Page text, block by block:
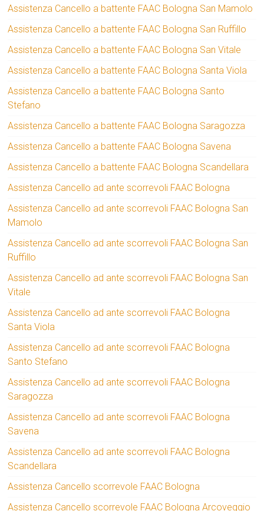
Assistenza Cancello a battente FAAC Bologna San Mamolo
Assistenza Cancello a battente FAAC Bologna San Ruffillo
Assistenza Cancello a battente FAAC Bologna San Vitale
Assistenza Cancello a battente FAAC Bologna Santa Viola
Assistenza Cancello a battente FAAC Bologna Santo
Stefano
Assistenza Cancello a battente FAAC Bologna Saragozza
Assistenza Cancello a battente FAAC Bologna Savena
Assistenza Cancello a battente FAAC Bologna Scandellara
Assistenza Cancello ad ante scorrevoli FAAC Bologna
Assistenza Cancello ad ante scorrevoli FAAC Bologna San
Mamolo
Assistenza Cancello ad ante scorrevoli FAAC Bologna San
Ruffillo
Assistenza Cancello ad ante scorrevoli FAAC Bologna San
Vitale
Assistenza Cancello ad ante scorrevoli FAAC Bologna
Santa Viola
Assistenza Cancello ad ante scorrevoli FAAC Bologna
Santo Stefano
Assistenza Cancello ad ante scorrevoli FAAC Bologna
Saragozza
Assistenza Cancello ad ante scorrevoli FAAC Bologna
Savena
Assistenza Cancello ad ante scorrevoli FAAC Bologna
Scandellara
Assistenza Cancello scorrevole FAAC Bologna
Assistenza Cancello scorrevole FAAC Bologna Arcoveggio